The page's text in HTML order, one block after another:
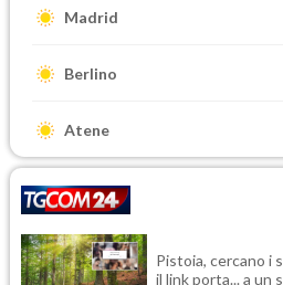
Madrid
Berlino
Atene
Pistoia, cercano i
il link porta... a un